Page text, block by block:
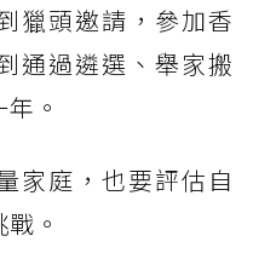
獵頭邀請，參加香
通過遴選、舉家搬
。
家庭，也要評估自
。